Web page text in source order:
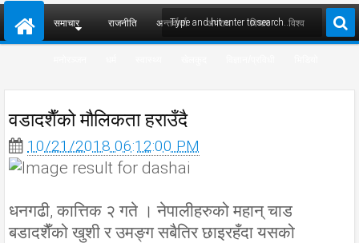
समाचार राजनीति अन्तर्वार्ता अपराध विचार विश्व
वडादशैँको मौलिकता हराउँदै
10/21/2018 06:12:00 PM
धनगढी, कात्तिक २ गते । नेपालीहरुको महान् चाड
बडादशैँको खुशी र उमङ्ग सबैतिर छाइरहँदा यसको